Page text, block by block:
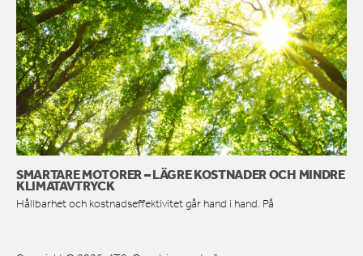
SMARTARE MOTORER – LÄGRE KOSTNADER OCH MINDRE
KLIMATAVTRYCK
Hållbarhet och kostnadseffektivitet går hand i hand. På